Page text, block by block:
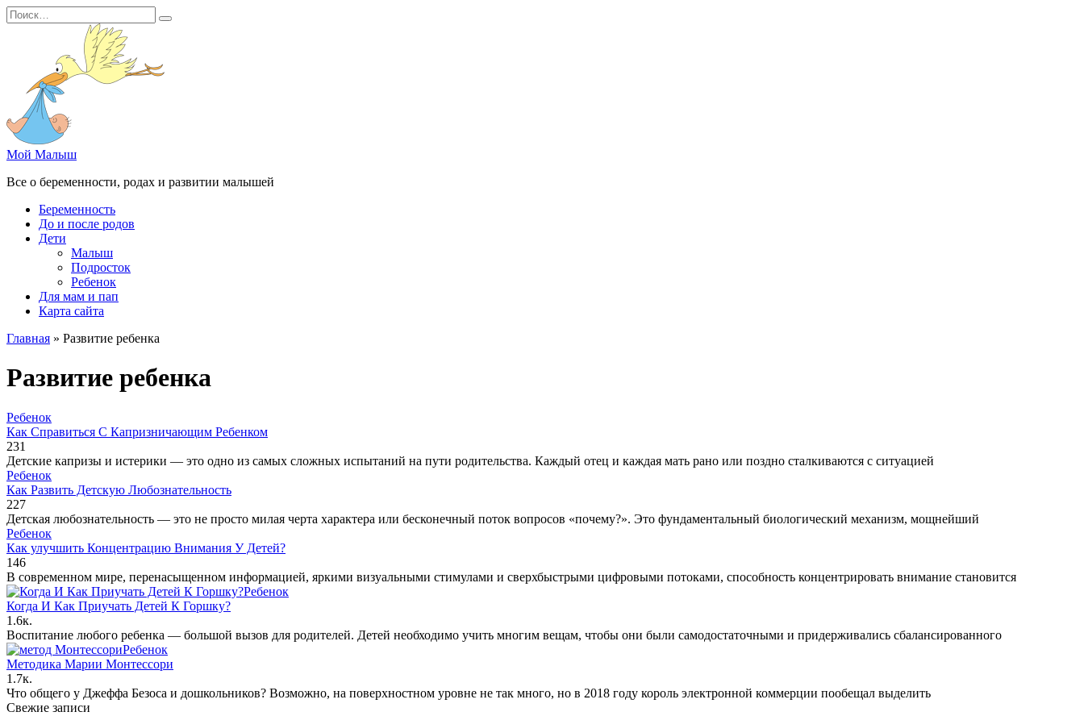
Перейти
к
Search
for:
Мой Малыш
Все о беременности, родах и развитии малышей
Беременность
До и после родов
Дети
Малыш
Подросток
Ребенок
Для мам и пап
Карта сайта
Главная » Развитие ребенка
Развитие ребенка
Ребенок
Как Справиться С Капризничающим Ребенком
231
Детские капризы и истерики — это одно из самых сложных испытаний на пути родительства. Каждый отец и каждая мать рано или поздно сталкиваются с ситуацией
Ребенок
Как Развить Детскую Любознательность
227
Детская любознательность — это не просто милая черта характера или бесконечный поток вопросов «почему?». Это фундаментальный биологический механизм, мощнейший
Ребенок
Как улучшить Концентрацию Внимания У Детей?
146
В современном мире, перенасыщенном информацией, яркими визуальными стимулами и сверхбыстрыми цифровыми потоками, способность концентрировать внимание становится
Ребенок
Когда И Как Приучать Детей К Горшку?
1.6к.
Воспитание любого ребенка — большой вызов для родителей. Детей необходимо учить многим вещам, чтобы они были самодостаточными и придерживались сбалансированного
Ребенок
Методика Марии Монтессори
1.7к.
Что общего у Джеффа Безоса и дошкольников? Возможно, на поверхностном уровне не так много, но в 2018 году король электронной коммерции пообещал выделить
Свежие записи